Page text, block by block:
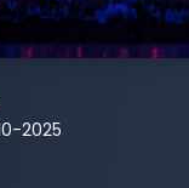
2025